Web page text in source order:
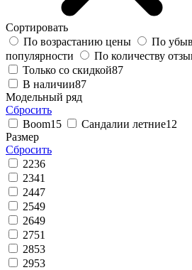
Сортировать
По возрастанию цены
По
популярности
По количеству
Только со скидкой87
В наличии87
Модельный ряд
Сбросить
Boom15 Сандалии летние12
Размер
Сбросить
2236
2341
2447
2549
2649
2751
2853
2953